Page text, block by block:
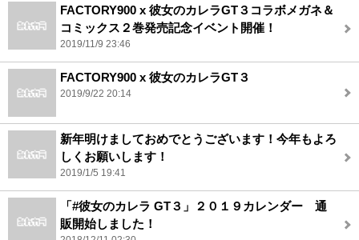
FACTORY900 x 彼女のカレラGT３コラボメガネ＆
コミックス２巻発売記念イベント開催！
2019/11/9 23:46
FACTORY900 x 彼女のカレラGT３
2019/9/22 20:14
新年明けましておめでとうございます！今年もよろ
しくお願いします！
2019/1/5 19:41
「#彼女のカレラ GT３」２０１９カレンダー 通
販開始しました！